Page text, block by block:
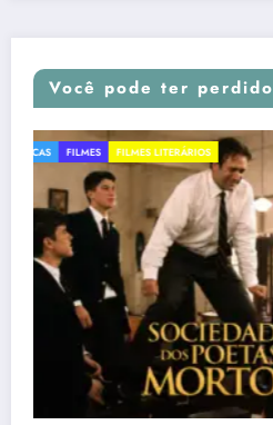
Você pode ter perdido
DICAS FILMES FILMES SOBRE ARTE